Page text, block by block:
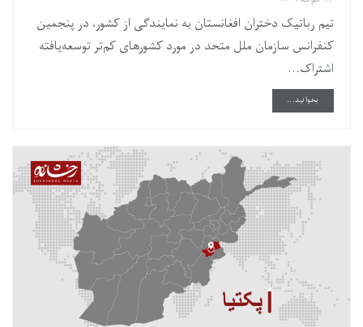
تیم رباتیک دختران افغانستان به نمایندگی از کشور، در پنجمین
کنفرانس سازمان ملل متحد در مورد کشورهای کم‌تر توسعه‌یافته
اشتراک...
بخوانید...